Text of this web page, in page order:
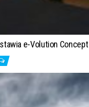
e-Volution Concept